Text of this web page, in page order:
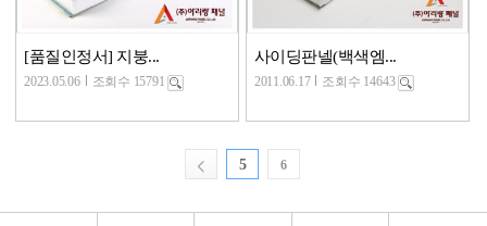
[품질인정서] 지붕...
2023.05.06 조회수 15791
사이딩판넬(백색엠...
2011.06.17 조회수 14643
5 6